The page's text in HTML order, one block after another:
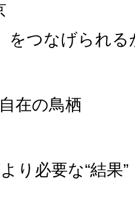
をつなげられる
在の鳥栖
り必要な“結果”